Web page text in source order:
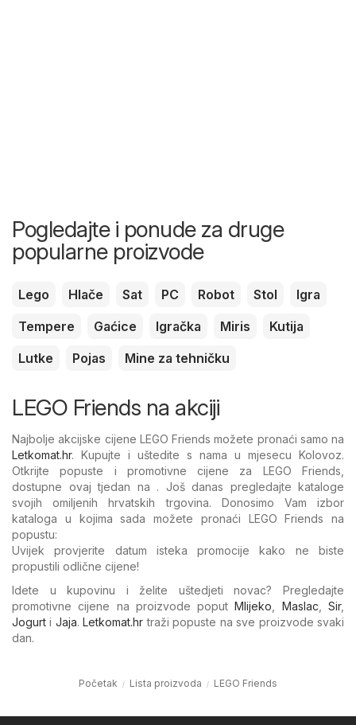
Pogledajte i ponude za druge
popularne proizvode
Lego Hlače Sat PC Robot Stol
Igra
Tempere
Gaćice Igračka Miris
Kutija
Lutke
Pojas Mine za tehničku
LEGO Friends na akciji
Najbolje akcijske cijene LEGO Friends možete pronaći samo na
Letkomat.hr. Kupujte i uštedite s nama u mjesecu Kolovoz.
Otkrijte popuste i promotivne cijene za LEGO Friends,
dostupne ovaj tjedan na . Još danas pregledajte kataloge
svojih omiljenih hrvatskih trgovina. Donosimo Vam izbor
kataloga u kojima sada možete pronaći LEGO Friends na
popustu:
Uvijek provjerite datum isteka promocije kako ne biste
propustili odlične cijene!
Idete u kupovinu i želite uštedjeti novac? Pregledajte
promotivne cijene na proizvode poputMlijeko Maslac ,Sir,
Jogurt i Jaja.Letkomat.hr traži popuste na sve proizvode svaki
dan.
Početak Lista proizvoda LEGO Friends